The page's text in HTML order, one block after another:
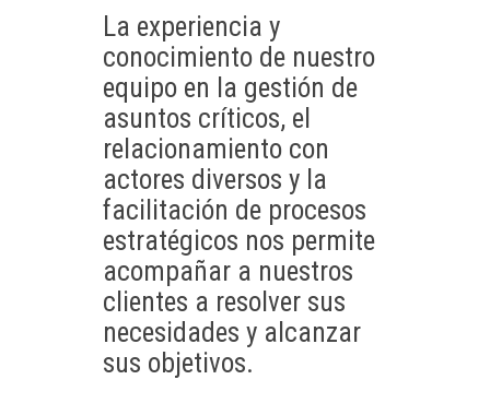
La experiencia y
conocimiento de nuestro
equipo en la gestión de
asuntos críticos, el
relacionamiento con
actores diversos y la
facilitación de procesos
estratégicos nos permite
acompañar a nuestros
clientes a resolver sus
necesidades y alcanzar
sus objetivos.